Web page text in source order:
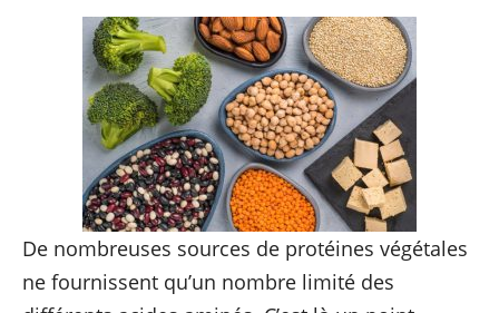
De nombreuses sources de protéines végétales
ne fournissent qu’un nombre limité des